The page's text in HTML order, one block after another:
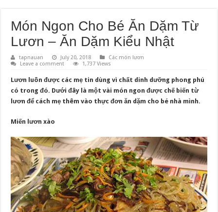
Món Ngon Cho Bé Ăn Dặm Từ
Lươn – Ăn Dặm Kiểu Nhật
tapnauan July 20, 2018
Các món lươn
Leave a comment
1,737 Views
Lươn luôn được các mẹ tin dùng vì chất dinh dưỡng phong phú
có trong đó. Dưới đây là một vài món ngon được chế biến từ
lươn để cách mẹ thêm vào thực đơn ăn dặm cho bé nhà mình.
Miến lươn xào